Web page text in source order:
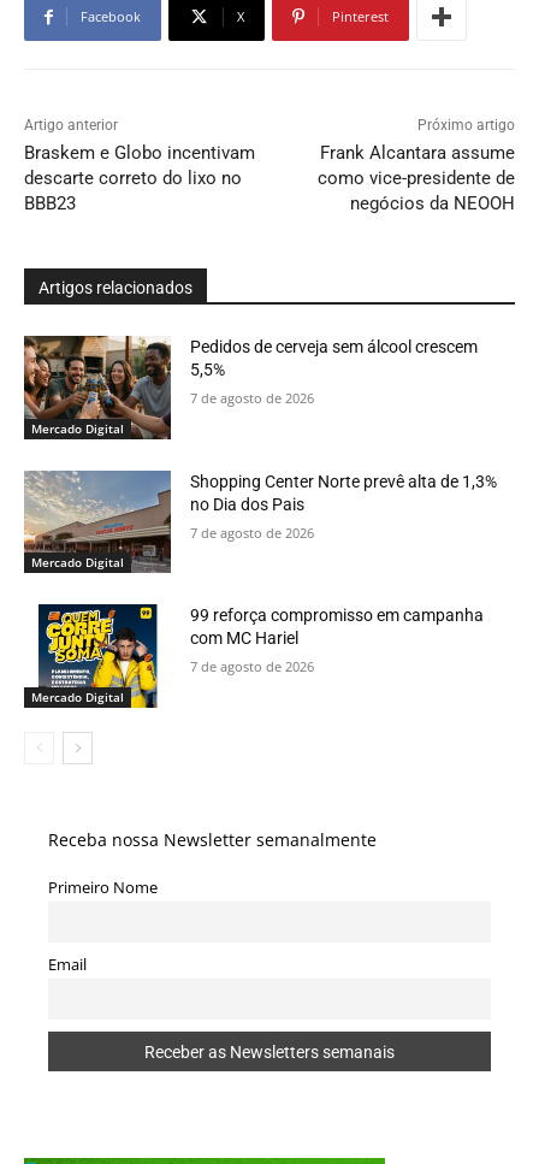
Facebook X Pinterest
Artigo anterior
Braskem e Globo incentivam
descarte correto do lixo no
BBB23
Próximo artigo
Frank Alcantara assume
como vice-presidente de
negócios da NEOOH
Artigos relacionados
Mercado Digital
Pedidos de cerveja sem álcool crescem
5,5%
7 de agosto de 2026
Mercado Digital
Shopping Center Norte prevê alta de 1,3%
no Dia dos Pais
7 de agosto de 2026
Mercado Digital
99 reforça compromisso em campanha
com MC Hariel
7 de agosto de 2026
Receba nossa Newsletter semanalmente
Primeiro Nome
Email